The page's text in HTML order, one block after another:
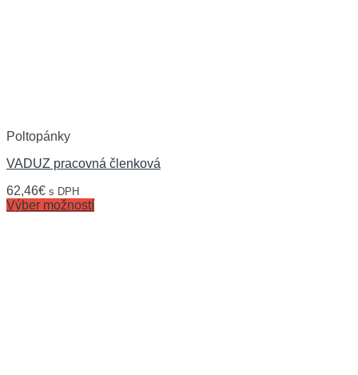
Poltopánky
VADUZ pracovná členková
62,46€ s DPH
Výber možností